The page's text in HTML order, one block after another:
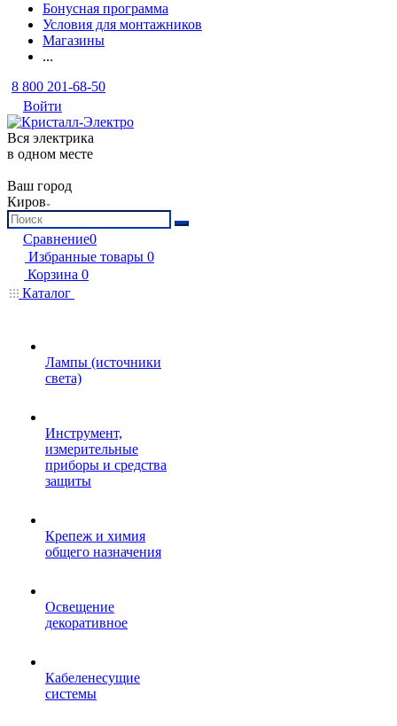
Бонусная программа
Условия для монтажников
Магазины
...
8 800 201-68-50
Войти
Вся электрика
в одном месте
Ваш город
Киров
Сравнение0
Избранные товары 0
Корзина 0
Каталог
Лампы (источники
света)
Инструмент,
измерительные
приборы и средства
защиты
Крепеж и химия
общего назначения
Освещение
декоративное
Кабеленесущие
системы